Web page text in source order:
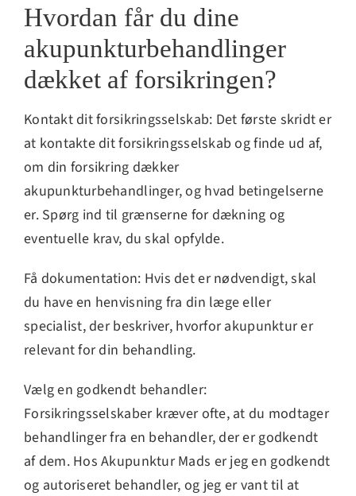
Hvordan får du dine
akupunkturbehandlinger
dækket af forsikringen?
Kontakt dit forsikringsselskab: Det første skridt er
at kontakte dit forsikringsselskab og finde ud af,
om din forsikring dækker
akupunkturbehandlinger, og hvad betingelserne
er. Spørg ind til grænserne for dækning og
eventuelle krav, du skal opfylde.
Få dokumentation: Hvis det er nødvendigt, skal
du have en henvisning fra din læge eller
specialist, der beskriver, hvorfor akupunktur er
relevant for din behandling.
Vælg en godkendt behandler:
Forsikringsselskaber kræver ofte, at du modtager
behandlinger fra en behandler, der er godkendt
af dem. Hos Akupunktur Mads er jeg en godkendt
og autoriseret behandler, og jeg er vant til at